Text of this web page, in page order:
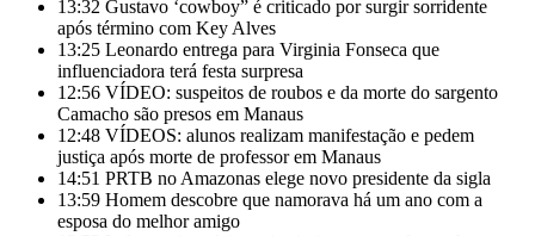
13:32 Gustavo ‘cowboy” é criticado por surgir sorridente
após término com Key Alves
13:25 Leonardo entrega para Virginia Fonseca que
influenciadora terá festa surpresa
12:56 VÍDEO: suspeitos de roubos e da morte do sargento
Camacho são presos em Manaus
12:48 VÍDEOS: alunos realizam manifestação e pedem
justiça após morte de professor em Manaus
14:51 PRTB no Amazonas elege novo presidente da sigla
13:59 Homem descobre que namorava há um ano com a
esposa do melhor amigo